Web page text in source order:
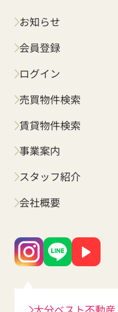
お知らせ
会員登録
ログイン
売買物件検索
賃貸物件検索
事業案内
スタッフ紹介
会社概要